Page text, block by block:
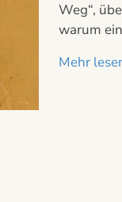
Weg“,
warum
Mehr